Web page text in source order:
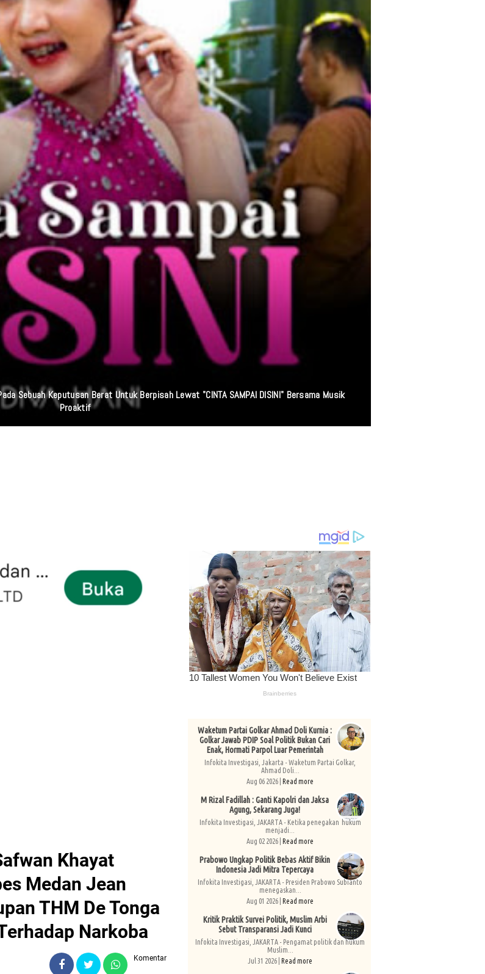
Ditreskrimum Diduga Permainkan Masyarakat Kecil Yang Mencari Keadilan
Khayat
Medan Jean
THM De Tonga
Narkoba
Komentar
Waketum Partai Golkar Ahmad Doli Kurnia :
Golkar Jawab PDIP Soal Politik Bukan Cari
Enak, Hormati Parpol Luar Pemerintah
Infokita Investigasi, Jakarta - Waketum Partai Golkar,
Ahmad Doli...
Aug 06 2026 | Read more
M Rizal Fadillah : Ganti Kapolri dan Jaksa
Agung, Sekarang Juga!
Infokita Investigasi, JAKARTA - Ketika penegakan hukum
menjadi...
Aug 02 2026 | Read more
Prabowo Ungkap Politik Bebas Aktif Bikin
Indonesia Jadi Mitra Tepercaya
Infokita Investigasi, JAKARTA - Presiden Prabowo Subianto
menegaskan...
Aug 01 2026 | Read more
Kritik Praktik Survei Politik, Muslim Arbi
Sebut Transparansi Jadi Kunci
Infokita Investigasi, JAKARTA - Pengamat politik dan hukum
Muslim...
Jul 31 2026 | Read more